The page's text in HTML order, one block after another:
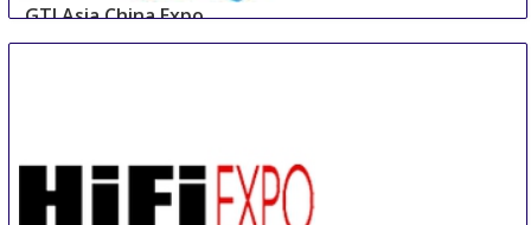
GTI Asia China Expo
10 Sep-12 Sep